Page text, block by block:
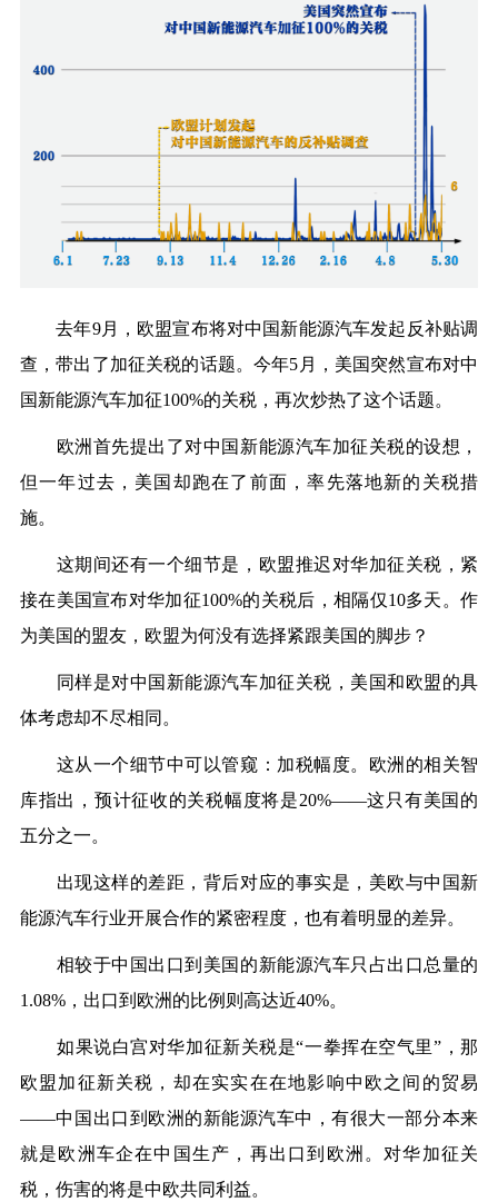
去年9月，欧盟宣布将对中国新能源汽车发起反补贴调
查，带出了加征关税的话题。今年5月，美国突然宣布对中
国新能源汽车加征100%的关税，再次炒热了这个话题。
欧洲首先提出了对中国新能源汽车加征关税的设想，
但一年过去，美国却跑在了前面，率先落地新的关税措
施。
这期间还有一个细节是，欧盟推迟对华加征关税，紧
接在美国宣布对华加征100%的关税后，相隔仅10多天。作
为美国的盟友，欧盟为何没有选择紧跟美国的脚步？
同样是对中国新能源汽车加征关税，美国和欧盟的具
体考虑却不尽相同。
这从一个细节中可以管窥：加税幅度。欧洲的相关智
库指出，预计征收的关税幅度将是20%——这只有美国的
五分之一。
出现这样的差距，背后对应的事实是，美欧与中国新
能源汽车行业开展合作的紧密程度，也有着明显的差异。
相较于中国出口到美国的新能源汽车只占出口总量的
1.08%，出口到欧洲的比例则高达近40%。
如果说白宫对华加征新关税是“一拳挥在空气里”，那
欧盟加征新关税，却在实实在在地影响中欧之间的贸易
——中国出口到欧洲的新能源汽车中，有很大一部分本来
就是欧洲车企在中国生产，再出口到欧洲。对华加征关
税，伤害的将是中欧共同利益。